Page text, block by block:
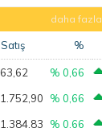
daha fazla
Satış %
63,62
% 0,66
1.752,90
% 0,66
1.384,83
% 0,66